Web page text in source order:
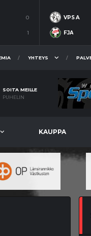
0
1
VPS A
FJA
YHTEYS
SOITA MEILLE
PUHELIN
KAUPPA